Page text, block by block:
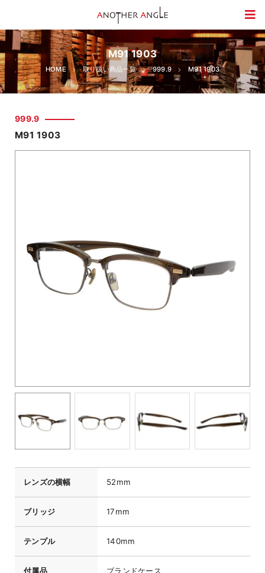
M91 1903
HOME 取り扱い商品一覧 999.9 M91 1903
999.9
M91 1903
レンズの横幅 52mm
ブリッジ 17mm
テンプル 140mm
付属品 ブランドケース